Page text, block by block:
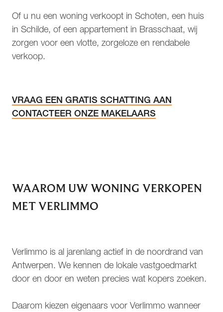
Of u nu een woning verkoopt in Schoten, een huis
in Schilde, of een appartement in Brasschaat, wij
zorgen voor een vlotte, zorgeloze en rendabele
verkoop.
VRAAG EEN GRATIS SCHATTING AAN
CONTACTEER ONZE MAKELAARS
WAAROM UW WONING VERKOPEN
MET VERLIMMO
Verlimmo is al jarenlang actief in de noordrand van
Antwerpen. We kennen de lokale vastgoedmarkt
door en door en weten precies wat kopers zoeken.
Daarom kiezen eigenaars voor Verlimmo wanneer